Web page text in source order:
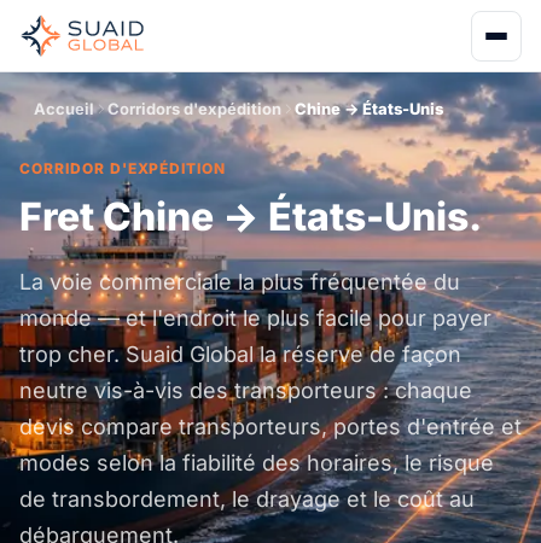
Accueil Corridors d'expédition Chine → États-Unis
CORRIDOR D'EXPÉDITION
Fret Chine → États-Unis.
La voie commerciale la plus fréquentée du
monde — et l'endroit le plus facile pour payer
trop cher. Suaid Global la réserve de façon
neutre vis-à-vis des transporteurs : chaque
devis compare transporteurs, portes d'entrée et
modes selon la fiabilité des horaires, le risque
de transbordement, le drayage et le coût au
débarquement.